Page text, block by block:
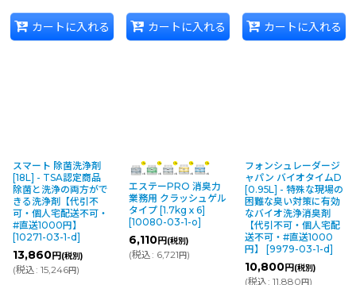
カートに入れる カートに入れる カートに入れる
スマート 除菌洗浄剤
[18L] - TSA認定商品
除菌と洗浄の両方がで
きる洗浄剤【代引不
可・個人宅配送不可・
#直送1000円】
[10271-03-1-d]
13,860円 (税別)
(税込: 15,246円)
エステーPRO 消臭力
業務用 クラッシュゲル
タイプ [1.7kgｘ6]
[10080-03-1-o]
6,110円 (税別)
(税込: 6,721 円)
フォンシュレーダージ
ャパン バイオタイムD
[0.95L] - 特殊な現場の
困難な臭い対策に有効
なバイオ洗浄消臭剤
【代引不可・個人宅配
送不可・#直送1000
円】
[9979-03-1-d]
10,800円 (税別)
(税込: 11,880円)